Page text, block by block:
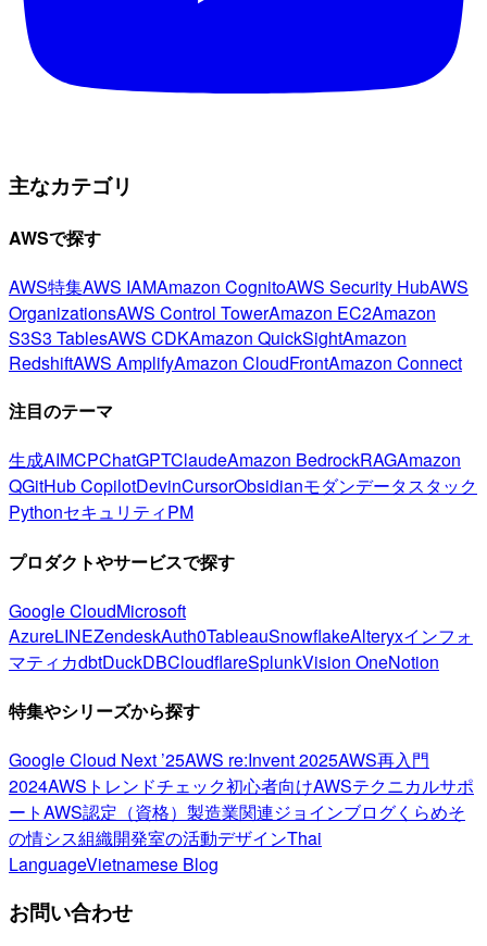
主なカテゴリ
AWSで探す
AWS特集AWS IAMAmazon CognitoAWS Security HubAWS
OrganizationsAWS Control TowerAmazon EC2Amazon
S3S3 TablesAWS CDKAmazon QuickSightAmazon
RedshiftAWS AmplifyAmazon CloudFrontAmazon Connect
注目のテーマ
生成AIMCPChatGPTClaudeAmazon BedrockRAGAmazon
QGitHub CopilotDevinCursorObsidianモダンデータスタック
PythonセキュリティPM
プロダクトやサービスで探す
Google CloudMicrosoft
AzureLINEZendeskAuth0TableauSnowflakeAlteryxインフォ
マティカdbtDuckDBCloudflareSplunkVision OneNotion
特集やシリーズから探す
Google Cloud Next ’25AWS re:Invent 2025AWS再入門
2024AWSトレンドチェック初心者向けAWSテクニカルサポ
ートAWS認定（資格） 製造業関連ジョインブログくらめそ
の情シス組織開発室の活動デザインThai
LanguageVietnamese Blog
お問い合わせ